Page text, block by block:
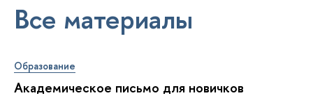
Все материалы
Образование
Академическое письмо для новичков